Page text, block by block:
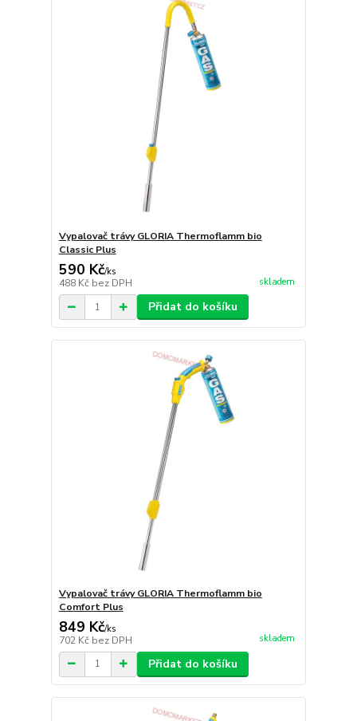
Vypalovač trávy GLORIA Thermoflamm bio
Classic Plus
590 Kč/ks
488 Kč bez DPH skladem
Přidat do košíku
Vypalovač trávy GLORIA Thermoflamm bio
Comfort Plus
849 Kč/ks
702 Kč bez DPH skladem
Přidat do košíku